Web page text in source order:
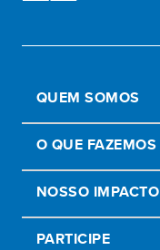
QUEM SOMOS
O QUE FAZEMOS
NOSSO IMPACTO
PARTICIPE